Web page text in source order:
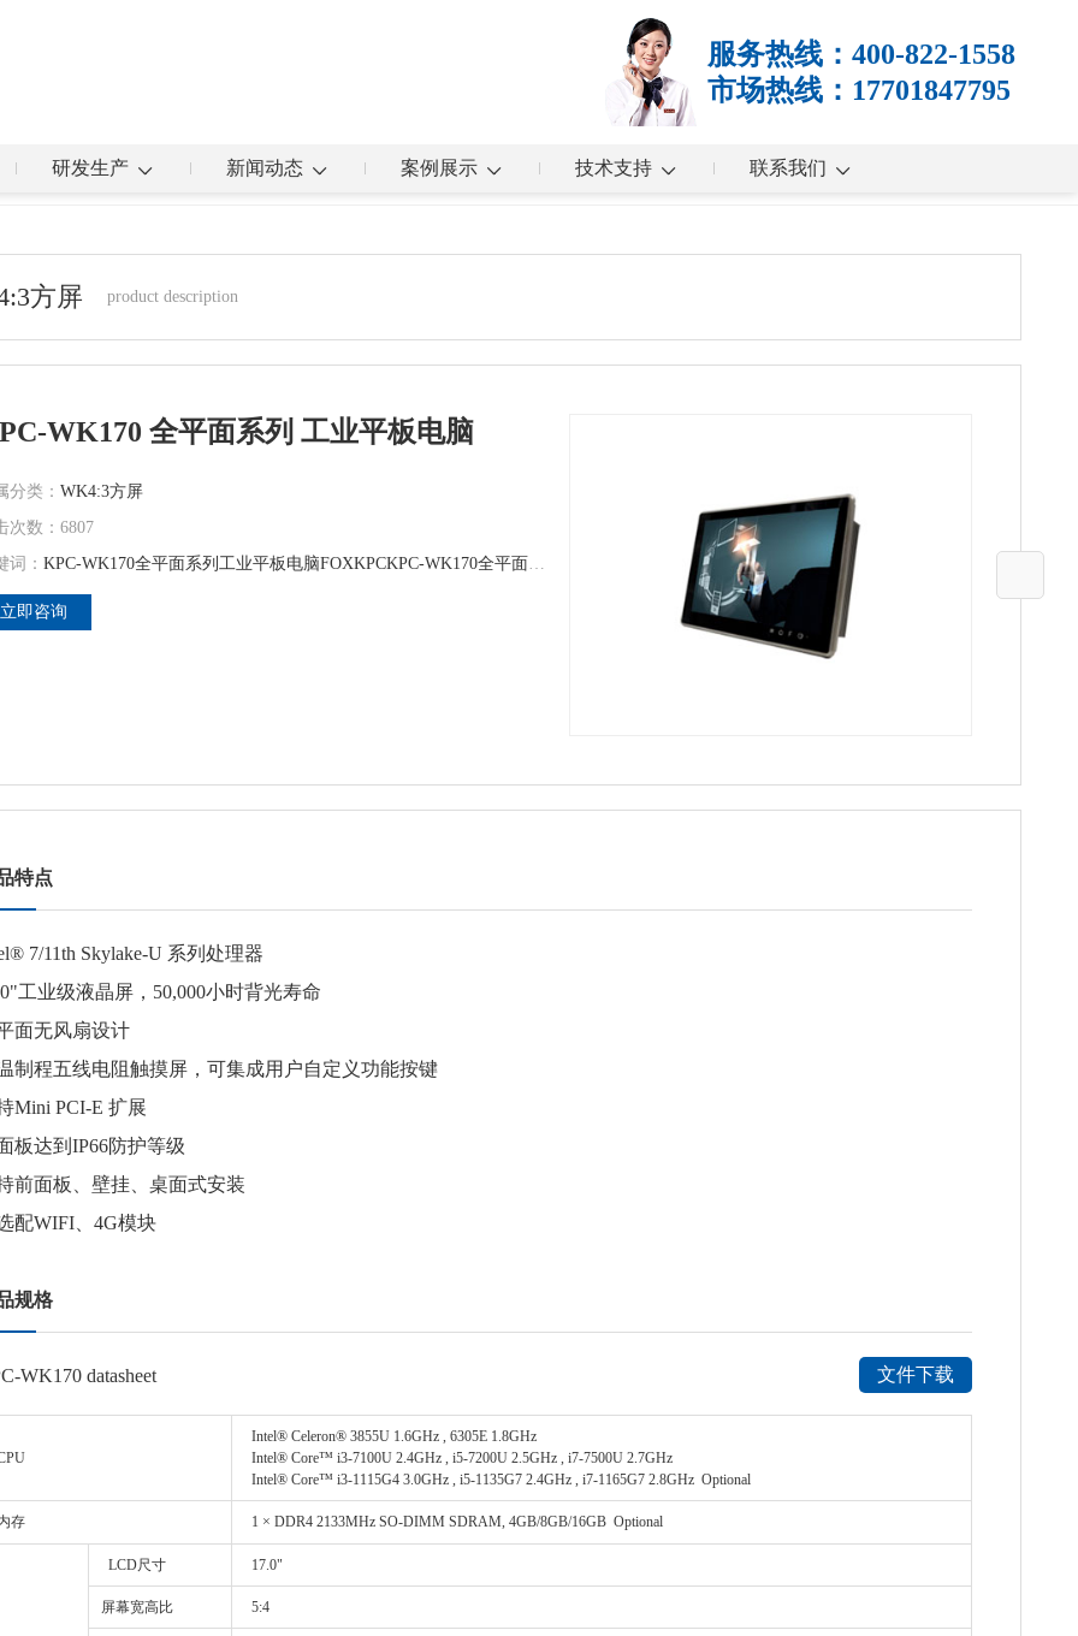
服务热线：400-822-1558
市场热线：17701847795
研发生产 新闻动态 案例展示 技术支持 联系我们
方屏 product description
WK170 全平面系列 工业平板电脑
分类： WK4:3方屏
次数： 6807
词： KPC-WK170全平面系列工业平板电脑FOXKPCKPC-WK170全平面系列工业平板电脑工业电脑 KPC-WK170全平面系列工业平板电脑价格
立即咨询
特点
7/11th Skylake-U 系列处理器
工业级液晶屏，50,000小时背光寿命
面无风扇设计
制程五线电阻触摸屏，可集成用户自定义功能按键
Mini PCI-E 扩展
板达到IP66防护等级
前面板、壁挂、桌面式安装
配WIFI、4G模块
规格
WK170 datasheet 文件下载
Intel® Celeron® 3855U 1.6GHz , 6305E 1.8GHz
Intel® Core™ i3-7100U 2.4GHz , i5-7200U 2.5GHz , i7-7500U 2.7GHz
Intel® Core™ i3-1115G4 3.0GHz , i5-1135G7 2.4GHz , i7-1165G7 2.8GHz Optional
存 1 × DDR4 2133MHz SO-DIMM SDRAM, 4GB/8GB/16GB Optional
LCD尺寸 17.0"
屏幕宽高比 5:4